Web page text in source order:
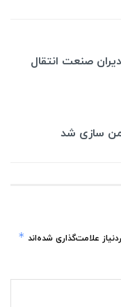
صنعت انتقال
سازی شد
علامت‌گذاری شده‌اند *